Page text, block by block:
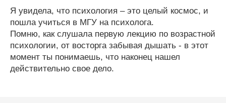
Я увидела, что психология – это целый космос, и
пошла учиться в МГУ на психолога.
Помню, как слушала первую лекцию по возрастной
психологии, от восторга забывая дышать - в этот
момент ты понимаешь, что наконец нашел
действительно свое дело.